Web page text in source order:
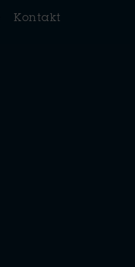
Kontakt